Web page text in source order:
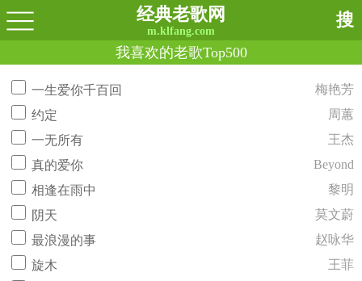
经典老歌网
m.klfang.com
搜
我喜欢的老歌Top500
一生爱你千百回
梅艳芳
约定
周蕙
一无所有
王杰
真的爱你
Beyond
相逢在雨中
黎明
阴天
莫文蔚
最浪漫的事
赵咏华
旋木
王菲